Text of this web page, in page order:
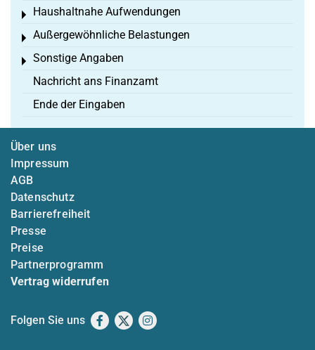
Haushaltnahe Aufwendungen
Toggle menu
Außergewöhnliche Belastungen
Toggle menu
Sonstige Angaben
Toggle menu
Nachricht ans Finanzamt
Ende der Eingaben
Über uns
Impressum
AGB
Datenschutz
Barrierefreiheit
Presse
Preise
Partnerprogramm
Vertrag widerrufen
Folgen Sie uns Facebook
X Instagram